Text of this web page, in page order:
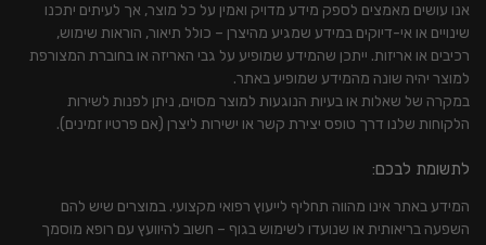
אנו עושים מאמצים לספק מידע מדויק ואמין על כל מוצר, אך לעיתים יתכנו
שינויים או אי-דיוקים במידע שמגיע מהיצרן – כולל תיאור, הוראות שימוש,
רכיבים או אריזות. ייתכן שהמידע שמופיע על גבי האריזה או בחוברת המצורפת
למוצר יהיה שונה מהמידע שמופיע באתר.
במקרה של שאלות או בעיות הנוגעות למוצר מסוים, ניתן לפנות לשירות
הלקוחות שלנו דרך טופס יצירת קשר או ישירות ליצרן (אם פרטיו זמינים).
לתשומת לבכם:
המידע באתר אינו מהווה תחליף לייעוץ רפואי מקצועי. במוצרים שיש להם
השפעה בריאותית או שנועדו לשימוש בגוף – חשוב להיוועץ עם רופא מוסמך